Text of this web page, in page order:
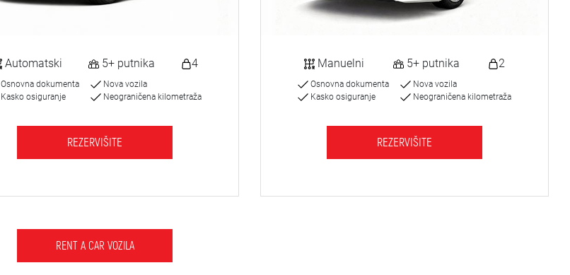
Automatski 5+ putnika 4
Osnovna dokumenta
Kasko osiguranje
Nova vozila
Neograničena kilometraža
REZERVIŠITE
Manuelni 5+ putnika 2
Osnovna dokumenta
Kasko osiguranje
Nova vozila
Neograničena kilometraža
REZERVIŠITE
RENT A CAR VOZILA